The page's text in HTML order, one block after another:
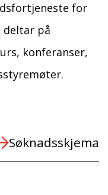
for
på
konferanser,
Søknadsskjema